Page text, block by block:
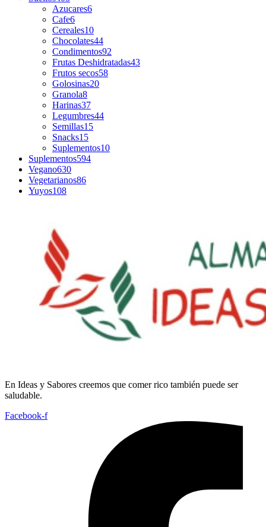
Azucares6
Cafe6
Cereales10
Chocolates44
Condimentos92
Frutas Deshidratadas43
Frutos secos58
Golosinas20
Granola8
Harinas37
Legumbres44
Semillas15
Snacks15
Suplementos10
Suplementos594
Vegano630
Vegetarianos86
Yuyos108
En Ideas y Sabores creemos que comerrico también puede ser
saludable.
Facebook-f